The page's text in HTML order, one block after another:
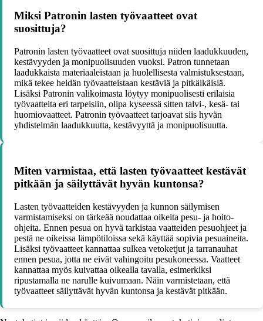
Miksi Patronin lasten työvaatteet ovat
suosittuja?
Patronin lasten työvaatteet ovat suosittuja niiden laadukkuuden,
kestävyyden ja monipuolisuuden vuoksi. Patron tunnetaan
laadukkaista materiaaleistaan ja huolellisesta valmistuksestaan,
mikä tekee heidän työvaatteistaan kestäviä ja pitkäikäisiä.
Lisäksi Patronin valikoimasta löytyy monipuolisesti erilaisia
työvaatteita eri tarpeisiin, olipa kyseessä sitten talvi-, kesä- tai
huomiovaatteet. Patronin työvaatteet tarjoavat siis hyvän
yhdistelmän laadukkuutta, kestävyyttä ja monipuolisuutta.
Miten varmistaa, että lasten työvaatteet kestävät
pitkään ja säilyttävät hyvän kuntonsa?
Lasten työvaatteiden kestävyyden ja kunnon säilymisen
varmistamiseksi on tärkeää noudattaa oikeita pesu- ja hoito-
ohjeita. Ennen pesua on hyvä tarkistaa vaatteiden pesuohjeet ja
pestä ne oikeissa lämpötiloissa sekä käyttää sopivia pesuaineita.
Lisäksi työvaatteet kannattaa sulkea vetoketjut ja tarranauhat
ennen pesua, jotta ne eivät vahingoitu pesukoneessa. Vaatteet
kannattaa myös kuivattaa oikealla tavalla, esimerkiksi
ripustamalla ne narulle kuivumaan. Näin varmistetaan, että
työvaatteet säilyttävät hyvän kuntonsa ja kestävät pitkään.